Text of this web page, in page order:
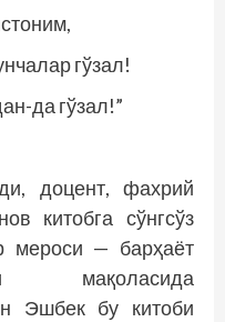
гўзал!
да гўзал!”
доцент, фахрий
китобга сўнгсўз
мероси — барҳаёт
мақоласида
Эшбек бу китоби